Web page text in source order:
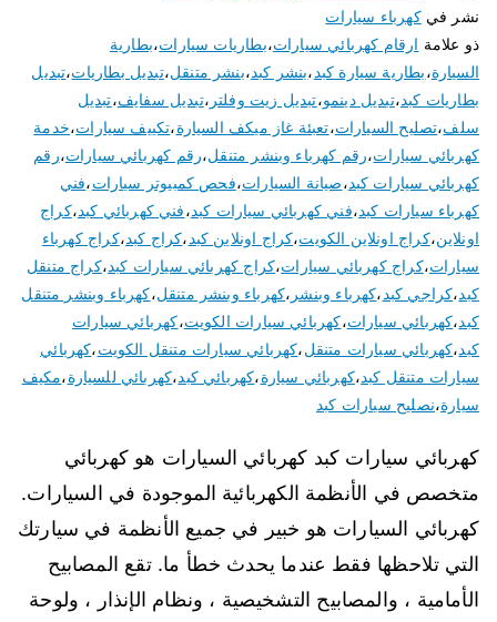
نشر فيكهرباء سيارات
ذو علامة ارقام كهربائي سيارات،بطاريات سيارات،بطارية
السيارة،بطارية سيارة كبد،بنشر كبد،بنشر متنقل،تبديل بطاريات،تبديل
بطاريات كبد،تبديل دينمو،تبديل زيت وفلتر ،تبديل سفايف،تبديل
سلف،تصليح السيارات،تعبئة غاز ميكف السيارة،تكييف سيارات،خدمة
كهربائي سيارات،رقم كهرباء وبنشر متنقل،رقم كهربائي سيارات،رقم
كهربائي سيارات كبد،صيانة السيارات،فحص كمبيوتر سيارات،فني
كهرباء سيارات كبد،فني كهربائي سيارات كبد،فني كهربائي كبد،كراج
اونلاين،كراج اونلاين الكويت،كراج اونلاين كبد،كراج كبد،كراج كهرباء
سيارات،كراج كهربائي سيارات،كراج كهربائي سيارات كبد،كراج متنقل
كبد،كراجي كبد،كهرباء وبنشر ،كهرباء وبنشر متنقل،كهرباء وبنشر متنقل
كبد،كهربائي سيارات،كهربائي سيارات الكويت،كهربائي سيارات
كبد،كهربائي سيارات متنقل،كهربائي سيارات متنقل الكويت،كهربائي
سيارات متنقل كبد،كهربائي سيارة،كهربائي كبد،كهربائي للسيارة،مكيف
سيارة،نصليح سيارات كبد
كهربائي سيارات كبد كهربائي السيارات هو كهربائي
متخصص في الأنظمة الكهربائية الموجودة في السيارات.
كهربائي السيارات هو خبير في جميع الأنظمة في سيارتك
التي تلاحظها فقط عندما يحدث خطأ ما. تقع المصابيح
الأمامية ، والمصابيح التشخيصية ، ونظام الإنذار ، ولوحة